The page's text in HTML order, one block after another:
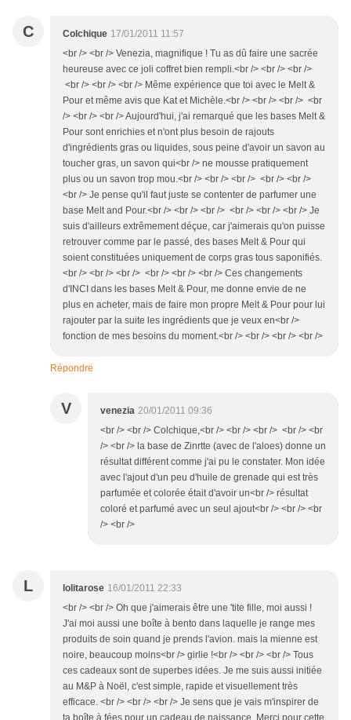
C Colchique 17/01/2011 11:57
<br /> <br /> Venezia, magnifique ! Tu as dû faire une sacrée
heureuse avec ce joli coffret bien rempli.<br /> <br /> <br />
<br /> <br /> <br /> Même expérience que toi avec le Melt &
Pour et même avis que Kat et Michèle.<br /> <br /> <br /> <br
/> <br /> <br /> Aujourd'hui, j'ai remarqué que les bases Melt &
Pour sont enrichies et n'ont plus besoin de rajouts
d'ingrédients gras ou liquides, sous peine d'avoir un savon au
toucher gras, un savon qui<br /> ne mousse pratiquement
plus ou un savon trop mou.<br /> <br /> <br /> <br /> <br />
<br /> Je pense qu'il faut juste se contenter de parfumer une
base Melt and Pour.<br /> <br /> <br /> <br /> <br /> <br /> Je
suis d'ailleurs extrêmement déçue, car j'aimerais qu'on puisse
retrouver comme par le passé, des bases Melt & Pour qui
soient constituées uniquement de corps gras tous saponifiés.
<br /> <br /> <br /> <br /> <br /> <br /> Ces changements
d'INCI dans les bases Melt & Pour, me donne envie de ne
plus en acheter, mais de faire mon propre Melt & Pour pour lui
rajouter par la suite les ingrédients que je veux en<br />
fonction de mes besoins du moment.<br /> <br /> <br /> <br />
Répondre
V venezia 20/01/2011 09:36
<br /> <br /> Colchique,<br /> <br /> <br /> <br /> <br
/> <br /> la base de Zinrtte (avec de l'aloes) donne un
résultat différent comme j'ai pu le constater. Mon idée
avec l'ajout d'un peu d'huile de grenade qui est très
parfumée et colorée était d'avoir un<br /> résultat
coloré et parfumé avec un seul ajout<br /> <br /> <br
/> <br />
L lolitarose 16/01/2011 22:33
<br /> <br /> Oh que j'aimerais être une 'tite fille, moi aussi !
J'ai moi aussi une boîte à bento dans laquelle je range mes
produits de soin quand je prends l'avion. mais la mienne est
noire, beaucoup moins<br /> girlie !<br /> <br /> <br /> Tous
ces cadeaux sont de superbes idées. Je me suis aussi initiée
au M&P à Noël, c'est simple, rapide et visuellement très
efficace. <br /> <br /> <br /> Je sens que je vais m'inspirer de
ta boîte à fées pour un cadeau de naissance. Merci pour cette